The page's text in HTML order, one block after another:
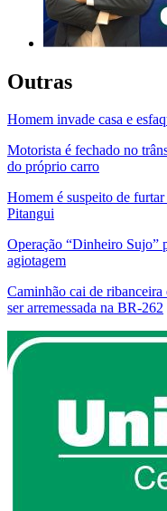
Outras
Homem invade casa e
Motorista é fechado no
do próprio carro
Homem é suspeito de
Pitangui
Operação “Dinheiro Sujo”
agiotagem
Caminhão cai de
ser arremessada na BR-262